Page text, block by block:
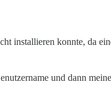
installieren konnte, da
und dann